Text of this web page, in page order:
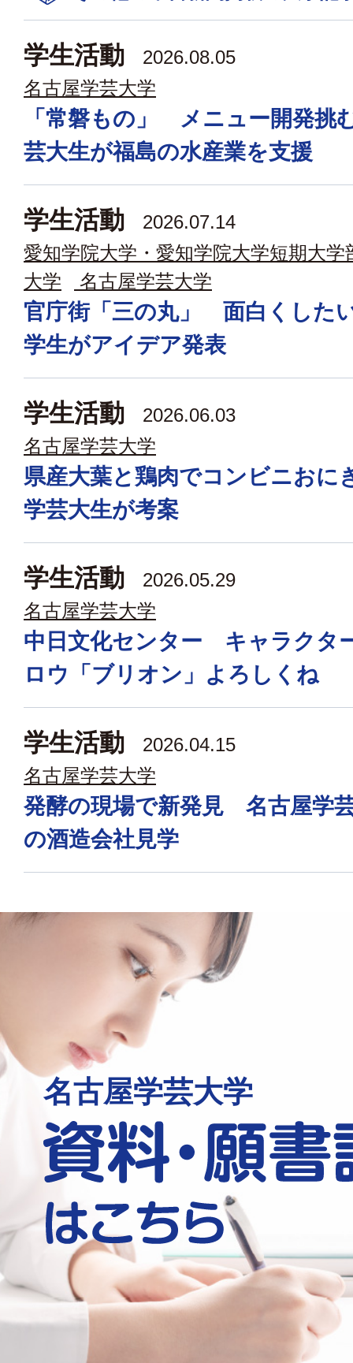
学生活動
2026.08.05
名古屋学芸大学
「常磐もの」 メニュー開発
芸大生が福島の水産業を支援
学生活動
2026.07.14
愛知学院大学・愛知学院大学短期大学
大学
名古屋学芸大学
官庁街「三の丸」 面白くした
学生がアイデア発表
学生活動
2026.06.03
名古屋学芸大学
県産大葉と鶏肉でコンビニお
学芸大生が考案
学生活動
2026.05.29
名古屋学芸大学
中日文化センター キャラクタ
ロウ「ブリオン」よろしくね
学生活動
2026.04.15
名古屋学芸大学
発酵の現場で新発見 名古屋学
の酒造会社見学
名古屋学芸大学